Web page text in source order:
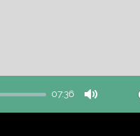
07:36
Mute